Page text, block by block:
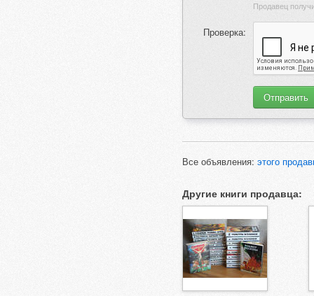
Проверка:
Все объявления: этого
Другие книги продавца: